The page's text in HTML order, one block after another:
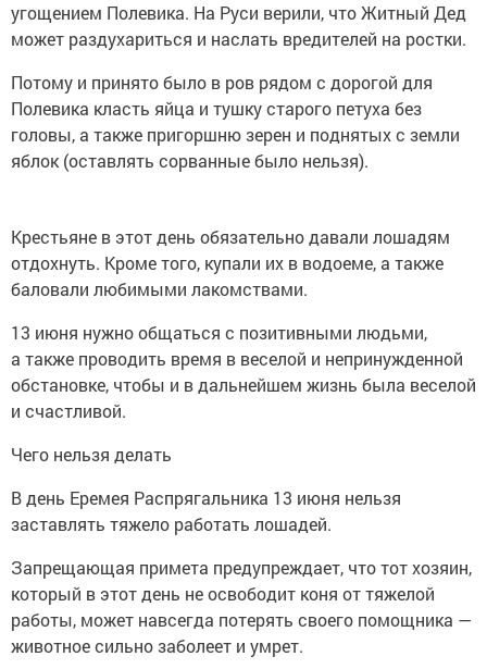
угощением Полевика. На Руси верили, что Житный Дед
может раздухариться и наслать вредителей на ростки.
Потому и принято было в ров рядом с дорогой для
Полевика класть яйца и тушку старого петуха без
головы, а также пригоршню зерен и поднятых с земли
яблок (оставлять сорванные было нельзя).
Крестьяне в этот день обязательно давали лошадям
отдохнуть. Кроме того, купали их в водоеме, а также
баловали любимыми лакомствами.
13 июня нужно общаться с позитивными людьми,
а также проводить время в веселой и непринужденной
обстановке, чтобы и в дальнейшем жизнь была веселой
и счастливой.
Чего нельзя делать
В день Еремея Распрягальника 13 июня нельзя
заставлять тяжело работать лошадей.
Запрещающая примета предупреждает, что тот хозяин,
который в этот день не освободит коня от тяжелой
работы, может навсегда потерять своего помощника —
животное сильно заболеет и умрет.